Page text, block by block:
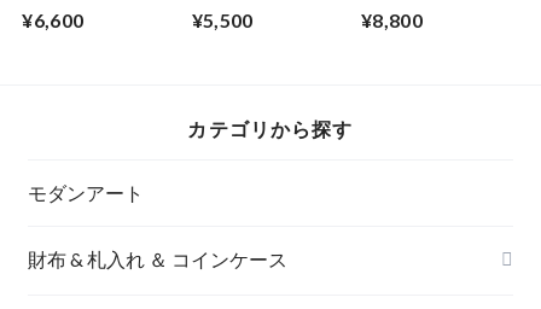
M
¥6,600 ¥5,500 ¥8,800
カテゴリから探す
モダンアート
財布 & 札入れ ＆ コインケース